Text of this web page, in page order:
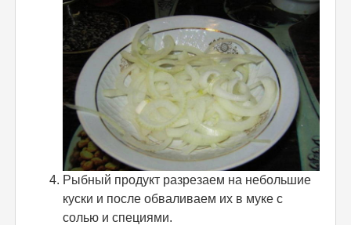
Рыбный продукт разрезаем на небольшие
куски и после обваливаем их в муке с
солью и специями.